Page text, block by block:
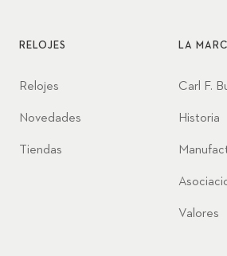
RELOJES
Relojes
Novedades
Tiendas
LA
Carl F.
Historia
Valores